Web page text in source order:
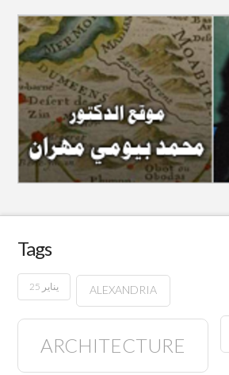
Tags
25 يناير ALEXANDRIA
ARCHITECTURE